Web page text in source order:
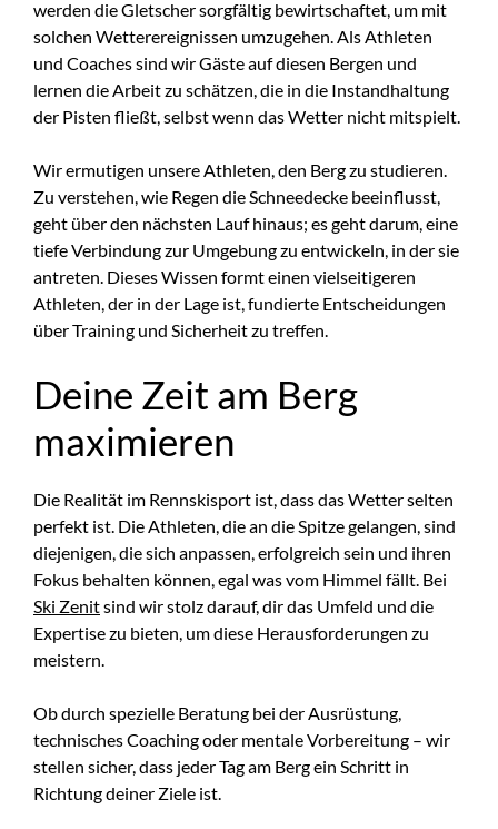
werden die Gletscher sorgfältig bewirtschaftet, um mit
solchen Wetterereignissen umzugehen. Als Athleten
und Coaches sind wir Gäste auf diesen Bergen und
lernen die Arbeit zu schätzen, die in die Instandhaltung
der Pisten fließt, selbst wenn das Wetter nicht mitspielt.
Wir ermutigen unsere Athleten, den Berg zu studieren.
Zu verstehen, wie Regen die Schneedecke beeinflusst,
geht über den nächsten Lauf hinaus; es geht darum, eine
tiefe Verbindung zur Umgebung zu entwickeln, in der sie
antreten. Dieses Wissen formt einen vielseitigeren
Athleten, der in der Lage ist, fundierte Entscheidungen
über Training und Sicherheit zu treffen.
Deine Zeit am Berg
maximieren
Die Realität im Rennskisport ist, dass das Wetter selten
perfekt ist. Die Athleten, die an die Spitze gelangen, sind
diejenigen, die sich anpassen, erfolgreich sein und ihren
Fokus behalten können, egal was vom Himmel fällt. Bei
Ski Zenitsind wir stolz darauf, dir das Umfeld und die
Expertise zu bieten, um diese Herausforderungen zu
meistern.
Ob durch spezielle Beratung bei der Ausrüstung,
technisches Coaching oder mentale Vorbereitung – wir
stellen sicher, dass jeder Tag am Berg ein Schritt in
Richtung deiner Ziele ist.